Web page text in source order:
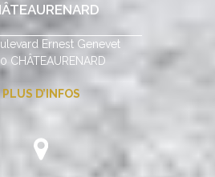
Ernest Genevet
CHÂTEAURENARD
PLUS D’INFOS